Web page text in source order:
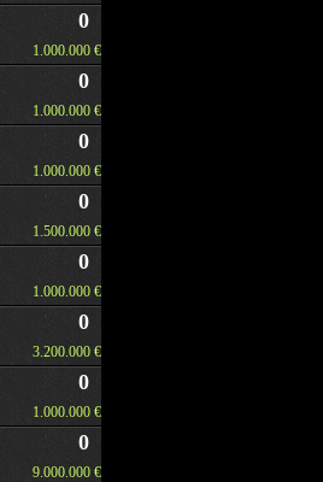
0
1.000.000 €
0
1.000.000 €
0
1.000.000 €
0
1.500.000 €
0
1.000.000 €
0
3.200.000 €
0
1.000.000 €
0
9.000.000 €